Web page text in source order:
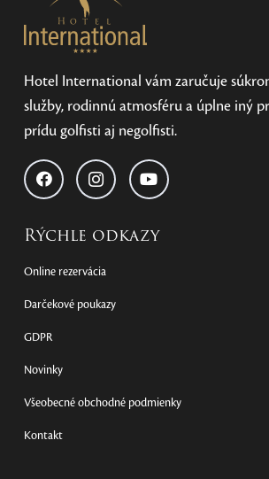
Hotel International vám zaručuje
služby, rodinnú atmosféru a úplne iný
prídu golfisti aj negolfisti.
Rýchle odkazy
Online rezervácia
Darčekové poukazy
GDPR
Novinky
Všeobecné obchodné podmienky
Kontakt